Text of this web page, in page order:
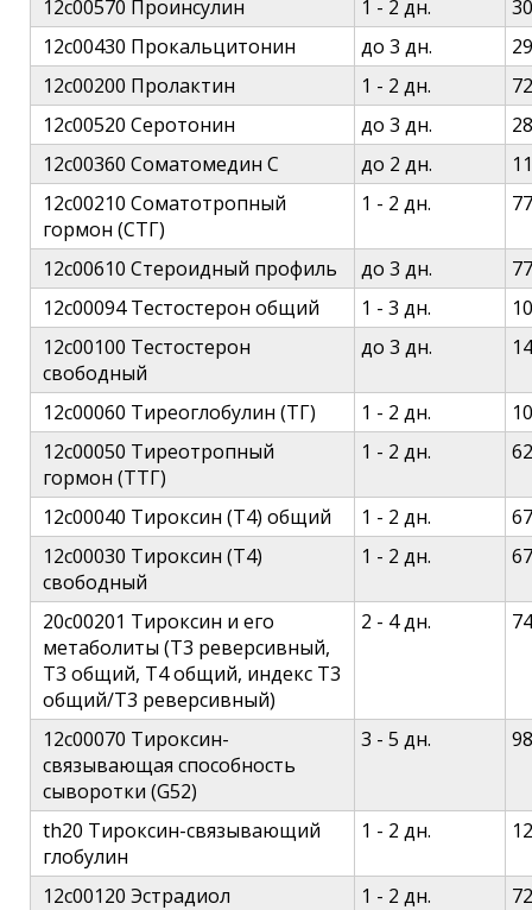
12c00570 Проинсулин
1 - 2 дн.
12c00430 Прокальцитонин
до 3 дн.
12c00200 Пролактин
1 - 2 дн.
12c00520 Серотонин
до 3 дн.
12c00360 Соматомедин С
до 2 дн.
12c00210 Соматотропный
гормон (СТГ)
1 - 2 дн.
12c00610 Стероидный профиль до 3 дн.
12c00094 Тестостерон общий
1 - 3 дн.
12c00100 Тестостерон
свободный
до 3 дн.
12c00060 Тиреоглобулин (ТГ) 1 - 2 дн.
12c00050 Тиреотропный
гормон (ТТГ)
1 - 2 дн.
12c00040 Тироксин (Т4) общий 1 - 2 дн.
12c00030 Тироксин (Т4)
свободный
1 - 2 дн.
20c00201 Тироксин и его
метаболиты (Т3 реверсивный,
Т3 общий, Т4 общий, индекс Т3
общий/Т3 реверсивный)
2 - 4 дн.
12c00070 Тироксин-
связывающая способность
сыворотки (G52)
3 - 5 дн.
th20 Тироксин-связывающий
глобулин
1 - 2 дн.
12c00120 Эстрадиол 1 - 2 дн.